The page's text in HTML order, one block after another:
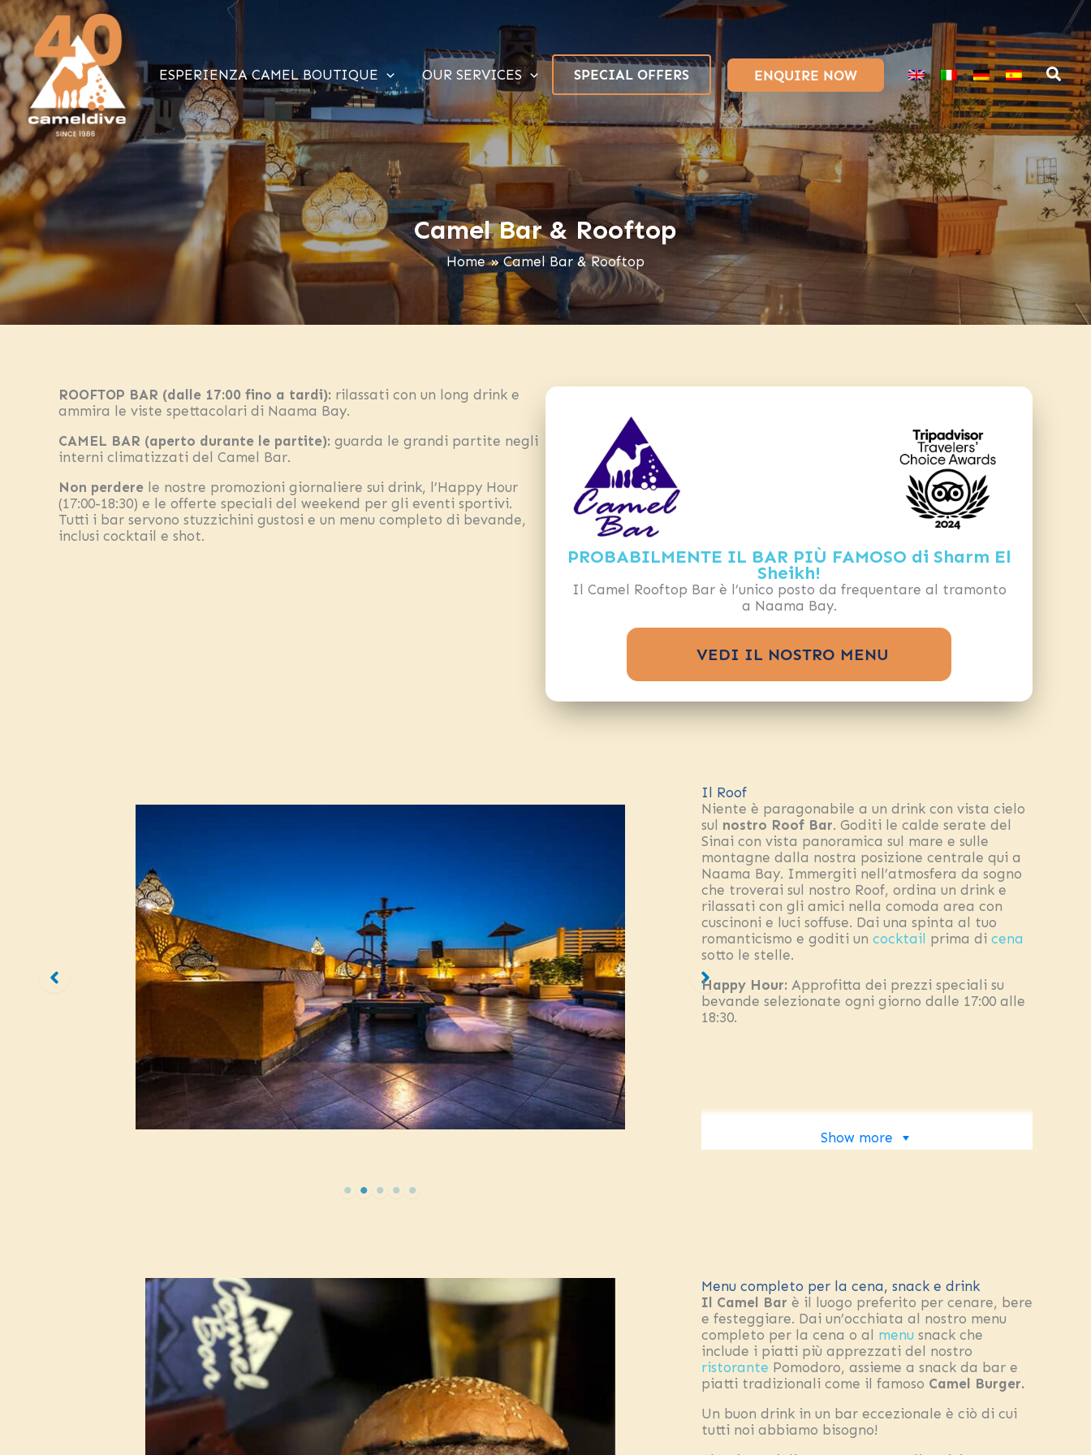
Vai
al
contenuto
ESPERIENZA CAMEL BOUTIQUE OUR SERVICES SPECIAL OFFERS ENQUIRE NOW
Camel Bar & Rooftop
Home Camel Bar & Rooftop
ROOFTOP BAR (dalle 17:00 fino a tardi): rilassati con un long drink e
ammira le viste spettacolari di Naama Bay.
CAMEL BAR (aperto durante le partite): guarda le grandi partite negli
interni climatizzati del Camel Bar.
Non perdere le nostre promozioni giornaliere sui drink, l’Happy Hour
(17:00-18:30) e le offerte speciali del weekend per gli eventi sportivi.
Tutti i bar servono stuzzichini gustosi e un menu completo di bevande,
inclusi cocktail e shot.
PROBABILMENTE IL BAR PIÙ FAMOSO di Sharm El
Sheikh!
Il Camel Rooftop Bar è l’unico posto da frequentare al tramonto
a Naama Bay.
VEDI IL NOSTRO MENU
Il Roof
Niente è paragonabile a un drink con vista cielo
sul nostro Roof Bar. Goditi le calde serate del
Sinai con vista panoramica sul mare e sulle
montagne dalla nostra posizione centrale qui a
Naama Bay. Immergiti nell’atmosfera da sogno
che troverai sul nostro Roof, ordina un drink e
rilassati con gli amici nella comoda area con
cuscinoni e luci soffuse. Dai una spinta al tuo
romanticismo e goditi un cocktail prima di cena
sotto le stelle.
Happy Hour: Approfitta dei prezzi speciali su
bevande selezionate ogni giorno dalle 17:00 alle
18:30.
Show more
Menu completo per la cena, snack e drink
Il Camel Bar è il luogo preferito per cenare, bere
e festeggiare. Dai un’occhiata al nostro menu
completo per la cena o al menu snack che
include i piatti più apprezzati del nostro
ristorante Pomodoro, assieme a snack da bar e
piatti tradizionali come il famoso Camel Burger.
Un buon drink in un bar eccezionale è ciò di cui
tutti noi abbiamo bisogno!